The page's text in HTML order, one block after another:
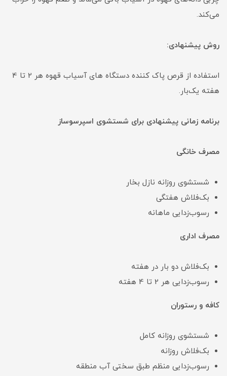
می‌کند.
روش پیشنهادی:
استفاده از قرص پاک کننده دستگاه های آسیاب قهوه هر 2 تا 4
هفته یک‌بار.
برنامه زمانی پیشنهادی برای شستشوی اسپرسوساز
مصرف خانگی
شستشوی روزانه نازل بخار
بک‌فلاش هفتگی
رسوب‌زدایی ماهانه
مصرف اداری
بک‌فلاش دو بار در هفته
رسوب‌زدایی هر 2 تا 4 هفته
کافه و رستوران
شستشوی روزانه کامل
بک‌فلاش روزانه
رسوب‌زدایی منظم طبق سختی آب منطقه